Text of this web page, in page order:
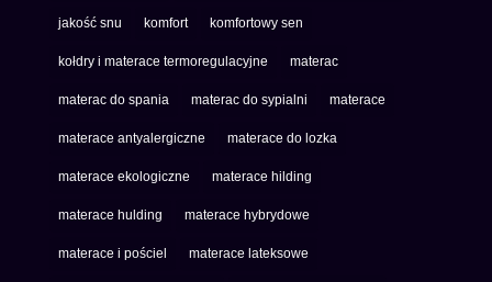
jakość snu komfort komfortowy sen
kołdry i materace termoregulacyjne materac
materac do spania materac do sypialni materace
materace antyalergiczne materace do lozka
materace ekologiczne materace hilding
materace hulding materace hybrydowe
materace i pościel materace lateksowe